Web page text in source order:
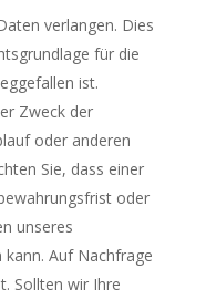
verlangen. Dies
für die
ist.
Zweck der
oder anderen
Sie, dass einer
oder
unseres
Auf Nachfrage
Sollten wir Ihre